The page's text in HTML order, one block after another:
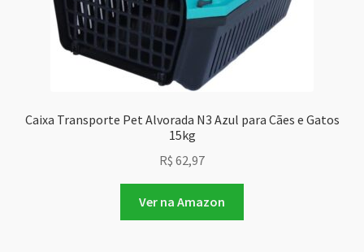
Caixa Transporte Pet Alvorada N3 Azul para Cães e Gatos
15kg
R$ 62,97
Ver na Amazon